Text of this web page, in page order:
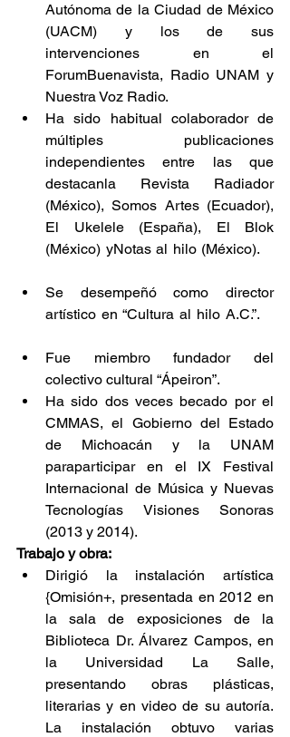
Autónoma de la Ciudad de México
(UACM) y los de sus
intervenciones en el
ForumBuenavista, Radio UNAM y
Nuestra Voz Radio.
Ha sido habitual colaborador de
múltiples publicaciones
independientes entre las que
destacanla Revista Radiador
(México), Somos Artes (Ecuador),
El Ukelele (España), El Blok
(México) yNotas al hilo (México).
Se desempeñó como director
artístico en “Cultura al hilo A.C.”.
Fue miembro fundador del
colectivo cultural “Ápeiron”.
Ha sido dos veces becado por el
CMMAS, el Gobierno del Estado
de Michoacán y la UNAM
paraparticipar en el IX Festival
Internacional de Música y Nuevas
Tecnologías Visiones Sonoras
(2013 y 2014).
Trabajo y obra:
Dirigió la instalación artística
{Omisión+, presentada en 2012 en
la sala de exposiciones de la
Biblioteca Dr. Álvarez Campos, en
la Universidad La Salle,
presentando obras plásticas,
literarias y en video de su autoría.
La instalación obtuvo varias